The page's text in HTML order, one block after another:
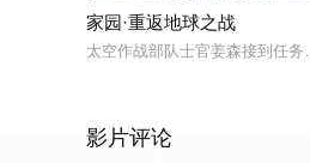
家园·重返地球之战
太空作战部队士官姜森接到任
影片评论